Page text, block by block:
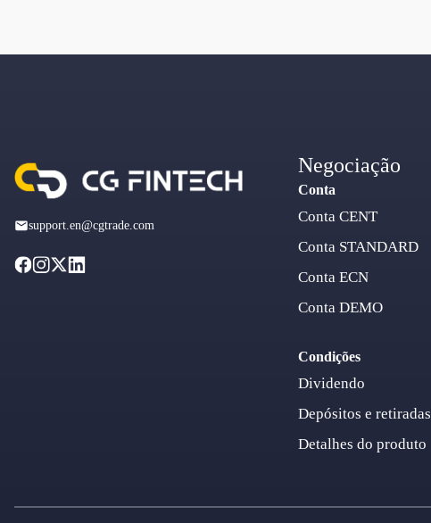
support.en@cgtrade.com
Negociação
Conta
Conta CENT
Conta STANDARD
Conta ECN
Conta DEMO
Condições
Dividendo
Depósitos e retiradas
Detalhes do produto